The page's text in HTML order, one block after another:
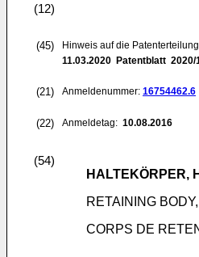
(12)
(45)
Hinweis auf die
11.03.2020 Patentblatt 2020/
(21) Anmeldenummer: 16754462.6
(22) Anmeldetag: 10.08.2016
(54)
HALTEKÖRPER,
RETAINING
CORPS DE